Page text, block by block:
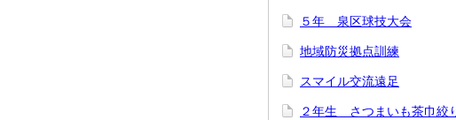
５年 泉区球技大会
地域防災拠点訓練
スマイル交流遠足
２年生 さつまいも茶巾絞